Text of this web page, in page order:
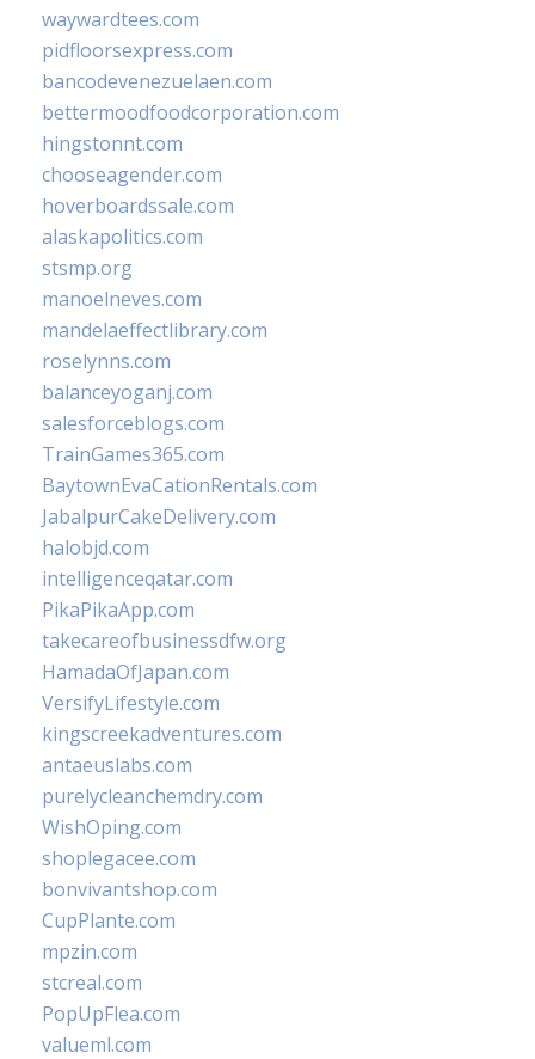
waywardtees.com
pidfloorsexpress.com
bancodevenezuelaen.com
bettermoodfoodcorporation.com
hingstonnt.com
chooseagender.com
hoverboardssale.com
alaskapolitics.com
stsmp.org
manoelneves.com
mandelaeffectlibrary.com
roselynns.com
balanceyoganj.com
salesforceblogs.com
TrainGames365.com
BaytownEvaCationRentals.com
JabalpurCakeDelivery.com
halobjd.com
intelligenceqatar.com
PikaPikaApp.com
takecareofbusinessdfw.org
HamadaOfJapan.com
VersifyLifestyle.com
kingscreekadventures.com
antaeuslabs.com
purelycleanchemdry.com
WishOping.com
shoplegacee.com
bonvivantshop.com
CupPlante.com
mpzin.com
stcreal.com
PopUpFlea.com
valueml.com